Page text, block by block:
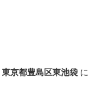
東京都豊島区東池袋 に